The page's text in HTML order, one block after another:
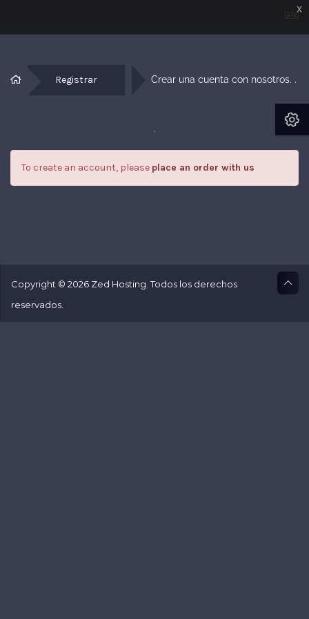
Registrar Crear una cuenta con nosotros. .
.
To create an account, please place an order with us
Copyright © 2026 Zed Hosting. Todos los derechos
reservados.
x